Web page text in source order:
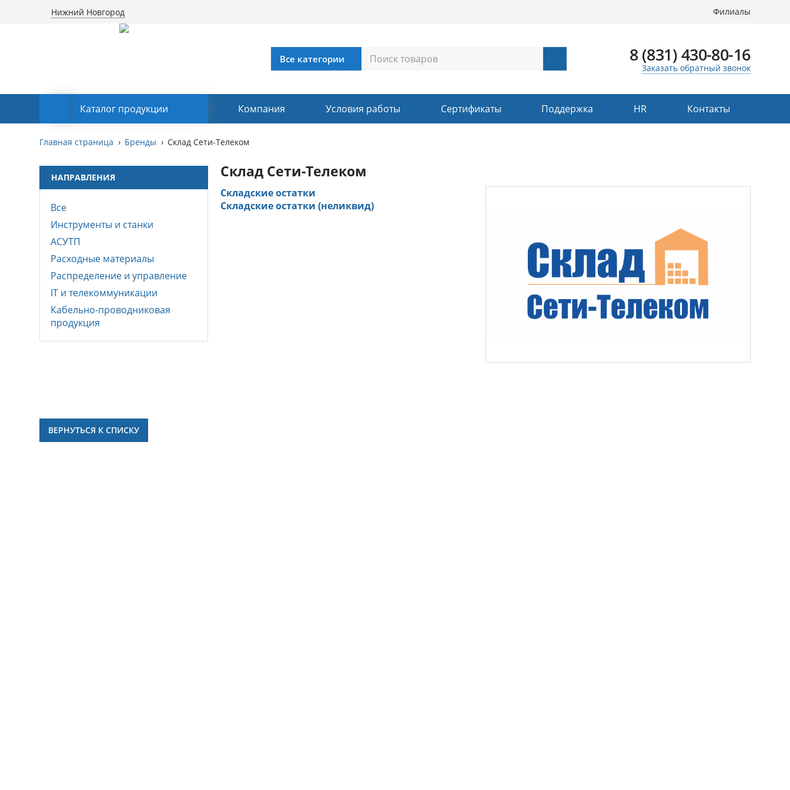
Нижний Новгород Филиалы
8 (831) 430-80-16
Заказать обратный звонок
Каталог продукции Компания Условия работы Сертификаты Поддержка HR Контакты
Главная страница Бренды Склад Сети-Телеком
НАПРАВЛЕНИЯ
Все
Инструменты и станки
АСУТП
Расходные материалы
Распределение и управление
IT и телекоммуникации
Кабельно-проводниковая
продукция
Склад Сети-Телеком
Складские остатки
Складские остатки (неликвид)
ВЕРНУТЬСЯ К СПИСКУ